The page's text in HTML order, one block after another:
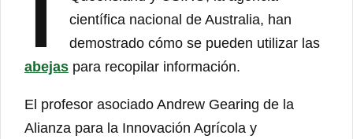
científica nacional de Australia, han
demostrado cómo se pueden utilizar las
abejas para recopilar información.
El profesor asociado Andrew Gearing de la
Alianza para la Innovación Agrícola y